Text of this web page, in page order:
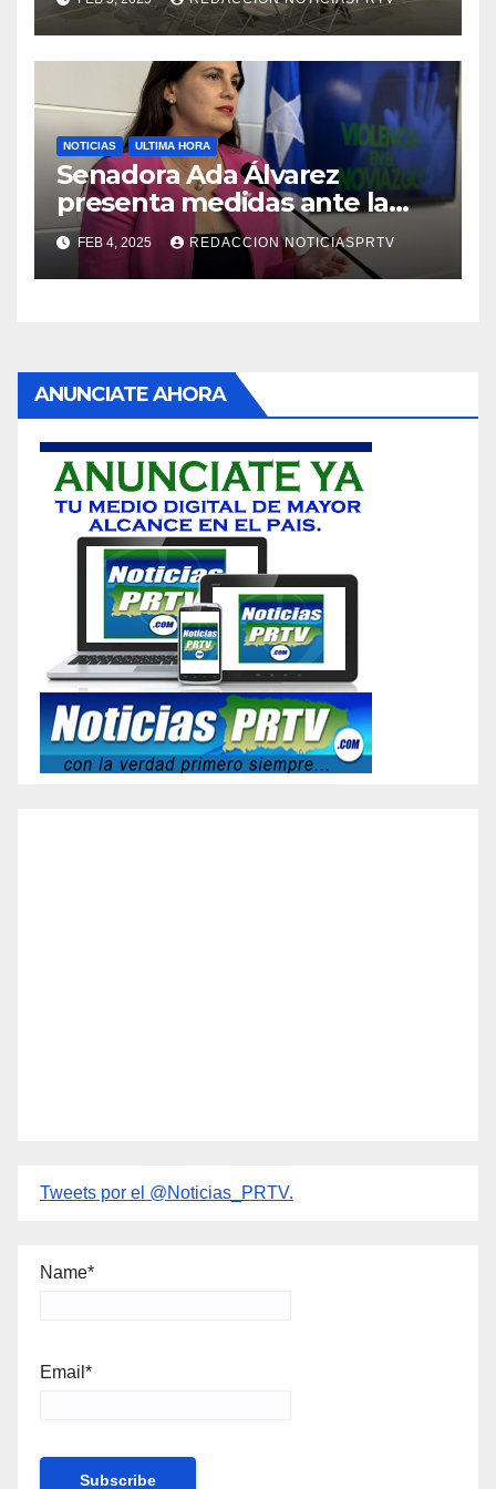
NOTICIAS ULTIMA HORA
Senadora Ada Álvarez
presenta medidas ante la
violencia en el noviazgo
FEB 4, 2025 REDACCION NOTICIASPRTV
ANUNCIATE AHORA
Tweets por el @Noticias_PRTV.
Name*
Email*